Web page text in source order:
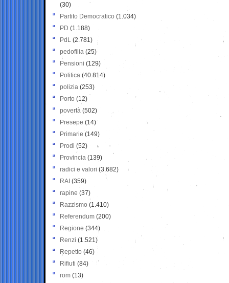
(30)
Partito Democratico (1.034)
PD (1.188)
PdL (2.781)
pedofilia (25)
Pensioni (129)
Politica (40.814)
polizia (253)
Porto (12)
povertà (502)
Presepe (14)
Primarie (149)
Prodi (52)
Provincia (139)
radici e valori (3.682)
RAI (359)
rapine (37)
Razzismo (1.410)
Referendum (200)
Regione (344)
Renzi (1.521)
Repetto (46)
Rifiuti (84)
rom (13)